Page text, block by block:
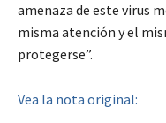
amenaza de este virus
misma atención y el
protegerse”.
Vea la nota original: